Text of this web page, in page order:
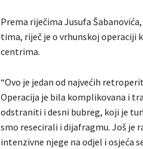
Prema riječima Jusufa
tima, riječ je o vrhunskoj operaciji
centrima.
“Ovo je jedan od najvećih
Operacija je bila komplikovana i
odstraniti i desni bubreg, koji je
smo resecirali i dijafragmu. Još je
intenzivne njege na odjel i osjeća